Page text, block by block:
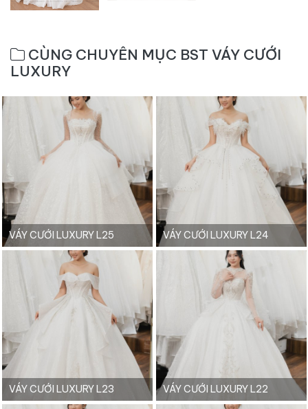
CÙNG CHUYÊN MỤC BST VÁY CƯỚI
LUXURY
VÁY CƯỚI LUXURY L25 VÁY CƯỚI LUXURY L24
VÁY CƯỚI LUXURY L23 VÁY CƯỚI LUXURY L22